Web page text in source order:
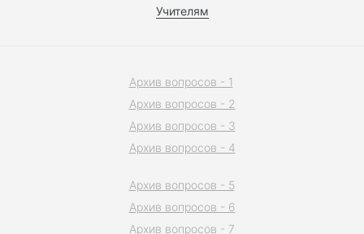
Учителям
Архив вопросов - 1
Архив вопросов - 2
Архив вопросов - 3
Архив вопросов - 4
Архив вопросов - 5
Архив вопросов - 6
Архив вопросов - 7